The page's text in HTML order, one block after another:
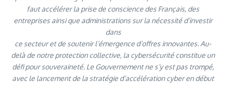
faut accélérer la prise de conscience des Français, des
entreprises ainsi que administrations sur la nécessité d’investir
dans
ce secteur et de soutenir l’émergence d’offres innovantes. Au-
delà de notre protection collective, la cybersécurité constitue un
défi pour souveraineté. Le Gouvernement ne s’y est pas trompé,
avec le lancement de la stratégie d’accélération cyber en début